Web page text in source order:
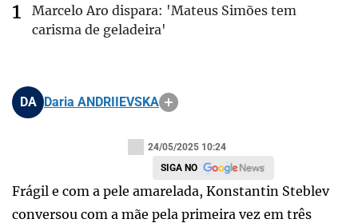
Marcelo Aro dispara: 'Mateus Simões tem
carisma de geladeira'
DA Daria ANDRIIEVSKA
24/05/2025 10:24
SIGA NO
Frágil e com a pele amarelada, Konstantin Steblev
conversou com a mãe pela primeira vez em três